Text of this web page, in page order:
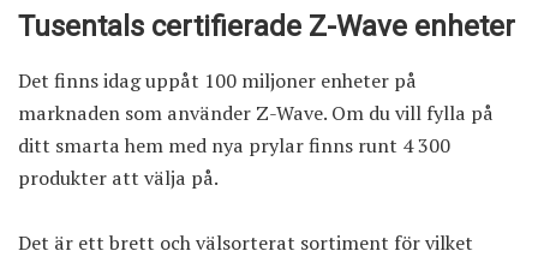
Tusentals certifierade Z-Wave enheter
Det finns idag uppåt 100 miljoner enheter på
marknaden som använder Z-Wave. Om du vill fylla på
ditt smarta hem med nya prylar finns runt 4 300
produkter att välja på.
Det är ett brett och välsorterat sortiment för vilket